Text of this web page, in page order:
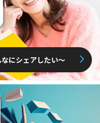
にシェアしたい〜